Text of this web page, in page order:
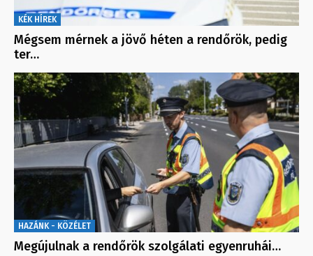
KÉK HÍREK
Mégsem mérnek a jövő héten a rendőrök, pedig
ter…
HAZÁNK - KÖZÉLET
Megújulnak a rendőrök szolgálati egyenruhái…